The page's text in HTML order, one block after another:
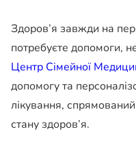
Здоров’я завжди на
потребуєте допомоги,
Центр Сімейної
допомогу та
лікування,
стану здоров’я.